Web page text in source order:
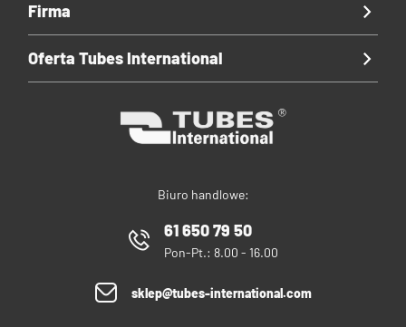
Biuro handlowe:
61 650 79 50
Pon-Pt.: 8.00 - 16.00
sklep@tubes-international.com
Firma
Oferta Tubes International